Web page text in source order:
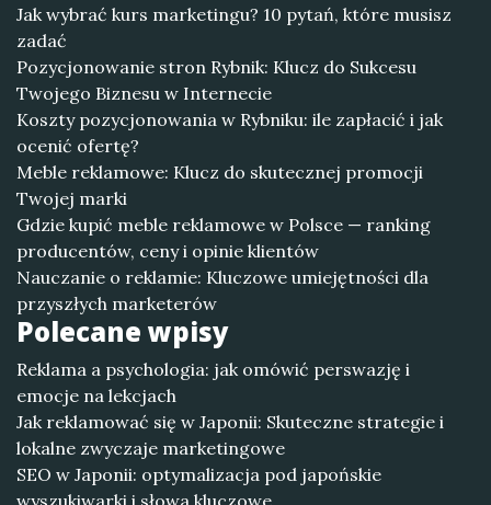
Jak wybrać kurs marketingu? 10 pytań, które musisz
zadać
Pozycjonowanie stron Rybnik: Klucz do Sukcesu
Twojego Biznesu w Internecie
Koszty pozycjonowania w Rybniku: ile zapłacić i jak
ocenić ofertę?
Meble reklamowe: Klucz do skutecznej promocji
Twojej marki
Gdzie kupić meble reklamowe w Polsce — ranking
producentów, ceny i opinie klientów
Nauczanie o reklamie: Kluczowe umiejętności dla
przyszłych marketerów
Polecane wpisy
Reklama a psychologia: jak omówić perswazję i
emocje na lekcjach
Jak reklamować się w Japonii: Skuteczne strategie i
lokalne zwyczaje marketingowe
SEO w Japonii: optymalizacja pod japońskie
wyszukiwarki i słowa kluczowe